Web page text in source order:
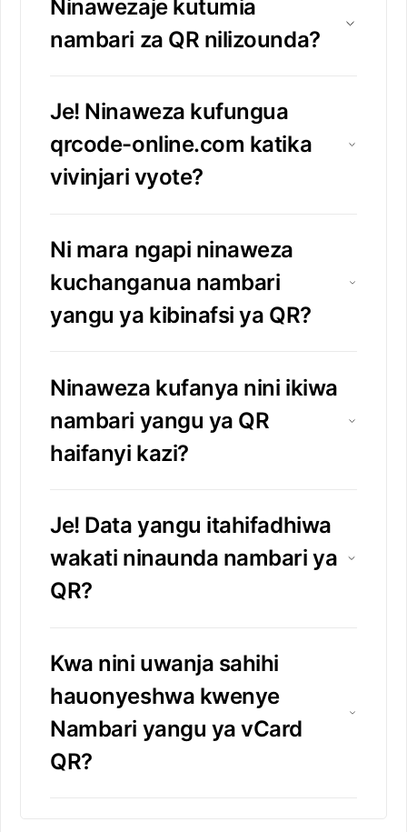
Ninawezaje kutumia
nambari za QR nilizounda?
Je! Ninaweza kufungua
qrcode-online.com katika
vivinjari vyote?
Ni mara ngapi ninaweza
kuchanganua nambari
yangu ya kibinafsi ya QR?
Ninaweza kufanya nini ikiwa
nambari yangu ya QR
haifanyi kazi?
Je! Data yangu itahifadhiwa
wakati ninaunda nambari ya
QR?
Kwa nini uwanja sahihi
hauonyeshwa kwenye
Nambari yangu ya vCard
QR?